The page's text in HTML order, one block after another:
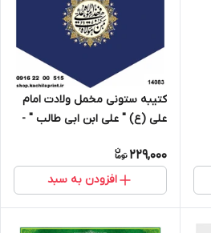
کتیبه ستونی مخمل ولادت امام
علی (ع) " علی ابن ابی طالب " -
229,000
افزودن به سبد